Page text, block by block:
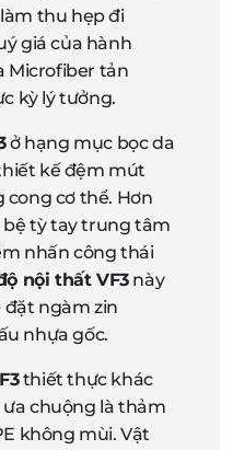
thu hẹp đi
giá của hành
Microfiber tản
kỳ lý tưởng.
ở hạng mục bọc da
kế đệm mút
cơ thể. Hơn
bệ tỳ tay trung tâm
nhấn công thái
nội thất VF3này
đặt ngàm zin
nhựa gốc.
thiết thực khác
chuộng là thảm
không mùi. Vật